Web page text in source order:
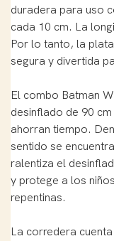
duradera para uso
cada 10 cm. La
Por lo tanto, la
segura y divertida
El combo Batman
desinflado de 90
ahorran tiempo.
sentido se
ralentiza el
y protege a los
repentinas.
La corredera